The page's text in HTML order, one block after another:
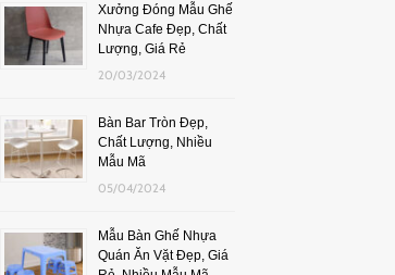
Xưởng Đóng Mẫu Ghế
Nhựa Cafe Đẹp, Chất
Lượng, Giá Rẻ
20/03/2024
Bàn Bar Tròn Đẹp,
Chất Lượng, Nhiều
Mẫu Mã
05/04/2024
Mẫu Bàn Ghế Nhựa
Quán Ăn Vặt Đẹp, Giá